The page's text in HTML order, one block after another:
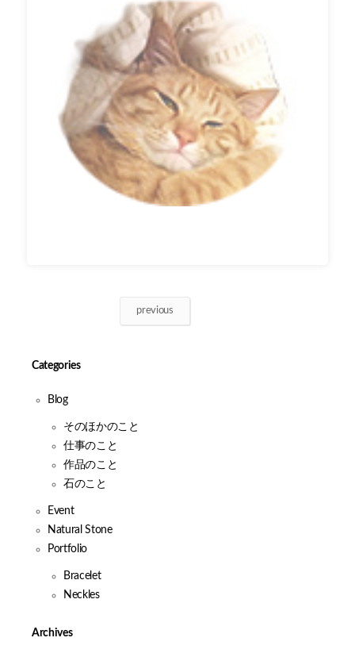
previous
Categories
Blog
そのほかのこと
仕事のこと
作品のこと
石のこと
Event
Natural Stone
Portfolio
Bracelet
Neckles
Archives